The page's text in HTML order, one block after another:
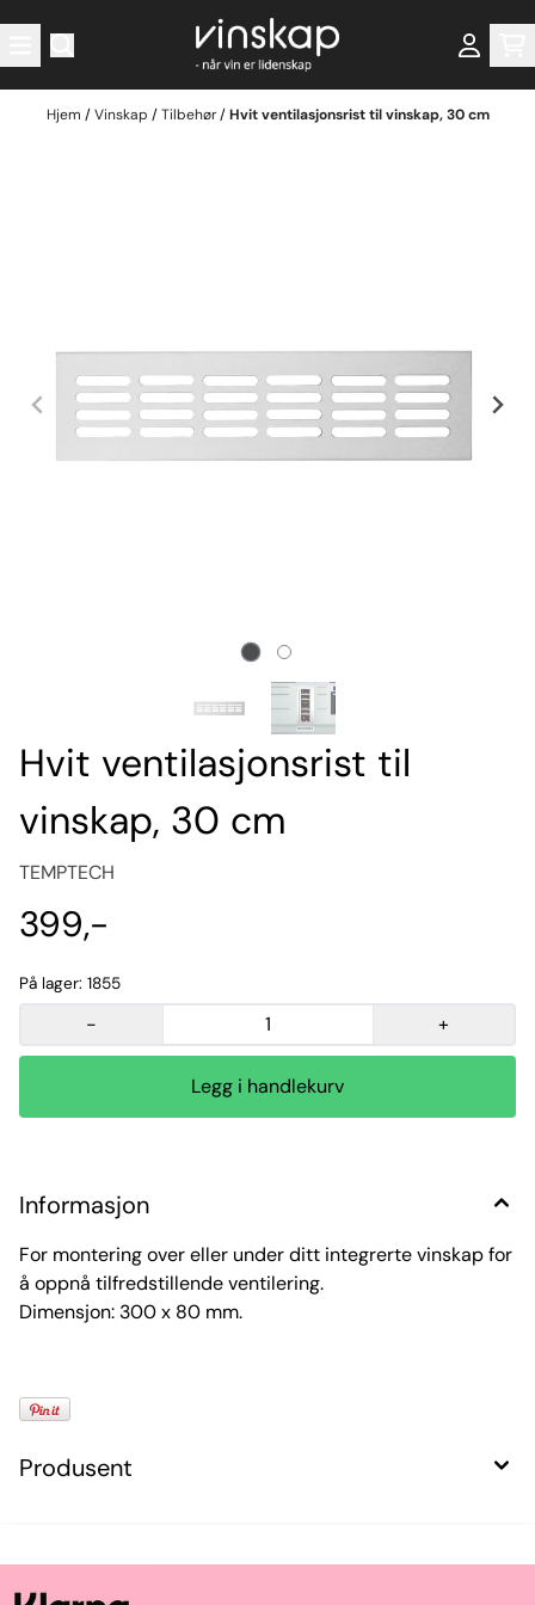
Hopp til innhold
Hjem /Vinskap /Tilbehør/Hvit ventilasjonsrist til vinskap, 30 cm
Hvit ventilasjonsrist til
vinskap, 30 cm
TEMPTECH
399,-
På lager: 1855
- +
Informasjon
For montering over eller under ditt integrerte vinskap for
å oppnå tilfredstillende ventilering.
Dimensjon: 300 x 80 mm.
Produsent